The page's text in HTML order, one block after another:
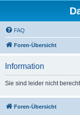
FAQ
Foren-Übersicht
Information
Sie sind leider nicht
Foren-Übersicht